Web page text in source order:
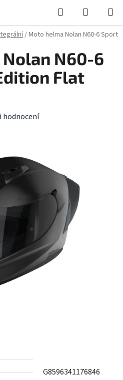
Hledat
KOŠÍK
/Moto helma Nolan N60-6 Sport
G8596341176846
N60-6
Flat
hodnocení